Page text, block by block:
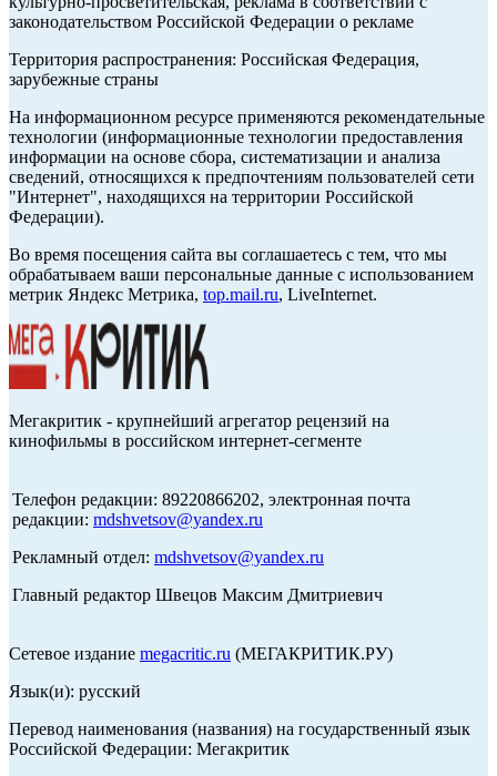
законодательством Российской Федерации о рекламе
Территория распространения: Российская Федерация,
зарубежные страны
На информационном ресурсе применяются рекомендательные
технологии (информационные технологии предоставления
информации на основе сбора, систематизации и анализа
сведений, относящихся к предпочтениям пользователей сети
"Интернет", находящихся на территории Российской
Федерации).
Во время посещения сайта вы соглашаетесь с тем, что мы
обрабатываем ваши персональные данные с использованием
метрик Яндекс Метрика, top.mail.ru, LiveInternet.
Мегакритик - крупнейший агрегатор рецензий на
кинофильмы в российском интернет-сегменте
Телефон редакции: 89220866202, электронная почта
редакции: mdshvetsov@yandex.ru
Рекламный отдел: mdshvetsov@yandex.ru
Главный редактор Швецов Максим Дмитриевич
Сетевое издание megacritic.ru (МЕГАКРИТИК.РУ)
Язык(и): русский
Перевод наименования (названия) на государственный язык
Российской Федерации: Мегакритик